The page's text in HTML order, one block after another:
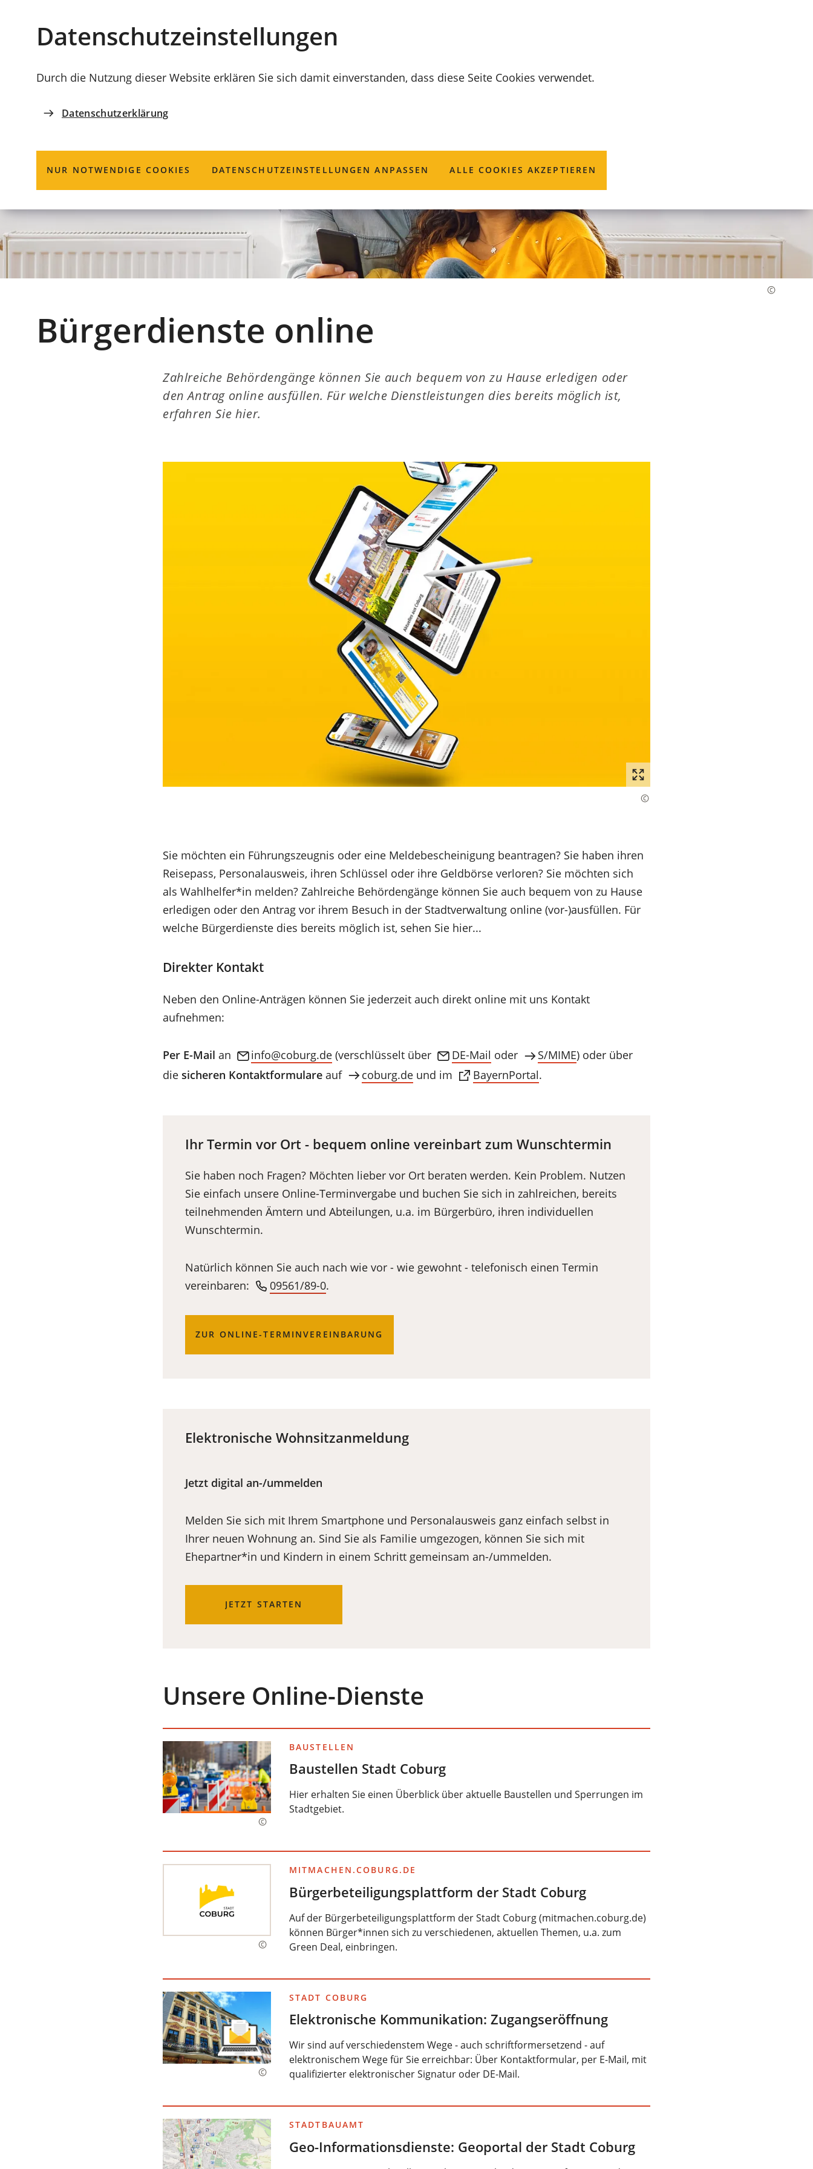
Datenschutz­einstellungen
Durch die Nutzung dieser Website erklären Sie sich damit einverstanden, dass diese Seite Cookies verwendet.
Datenschutzerklärung
NUR NOTWENDIGE COOKIES DATENSCHUTZ­EINSTELLUNGEN ANPASSEN ALLE COOKIES AKZEPTIEREN
Coburg
Bürgerdienste online
Zahlreiche Behördengänge können Sie auch bequem von zu Hause erledigen oder
den Antrag online ausfüllen. Für welche Dienstleistungen dies bereits möglich ist,
erfahren Sie hier.
Sie möchten ein Führungszeugnis oder eine Meldebescheinigung beantragen? Sie haben ihren
Reisepass, Personalausweis, ihren Schlüssel oder ihre Geldbörse verloren? Sie möchten sich
als Wahlhelfer*in melden? Zahlreiche Behördengänge können Sie auch bequem von zu Hause
erledigen oder den Antrag vor ihrem Besuch in der Stadtverwaltung online (vor-)ausfüllen. Für
welche Bürgerdienste dies bereits möglich ist, sehen Sie hier...
Direkter Kontakt
Neben den Online-Anträgen können Sie jederzeit auch direkt online mit uns Kontakt
aufnehmen:
Per E-Mail an info coburg de (verschlüsselt über DE-Mail oder S/MIME) oder über
die sicheren Kontaktformulare auf coburg.de und im BayernPortal.
Ihr Termin vor Ort - bequem online vereinbart zum Wunschtermin
Sie haben noch Fragen? Möchten lieber vor Ort beraten werden. Kein Problem. Nutzen
Sie einfach unsere Online-Terminvergabe und buchen Sie sich in zahlreichen, bereits
teilnehmenden Ämtern und Abteilungen, u.a. im Bürgerbüro, ihren individuellen
Wunschtermin.
Natürlich können Sie auch nach wie vor - wie gewohnt - telefonisch einen Termin
vereinbaren:
09561/89-0.
ZUR ONLINE-TERMINVEREINBARUNG
(ÖFFNET
Elektronische Wohnsitzanmeldung
Jetzt digital an-/ummelden
Melden Sie sich mit Ihrem Smartphone und Personalausweis ganz einfach selbst in
Ihrer neuen Wohnung an. Sind Sie als Familie umgezogen, können Sie sich mit
Ehepartner*in und Kindern in einem Schritt gemeinsam an-/ummelden.
JETZT STARTEN
(ÖFFNET
EINEM
Unsere Online-Dienste
BAUSTELLEN
Baustellen Stadt Coburg
Hier erhalten Sie einen Überblick über aktuelle Baustellen und Sperrungen im
Stadtgebiet.
MITMACHEN.COBURG.DE
Bürgerbeteiligungsplattform der Stadt Coburg
Auf der Bürgerbeteiligungsplattform der Stadt Coburg (mitmachen.coburg.de)
können Bürger*innen sich zu verschiedenen, aktuellen Themen, u.a. zum
Green Deal, einbringen.
STADT COBURG
Elektronische Kommunikation: Zugangseröffnung
Wir sind auf verschiedenstem Wege - auch schriftformersetzend - auf
elektronischem Wege für Sie erreichbar: Über Kontaktformular, per E-Mail, mit
qualifizierter elektronischer Signatur oder DE-Mail.
STADTBAUAMT
Geo-Informationsdienste: Geoportal der Stadt Coburg